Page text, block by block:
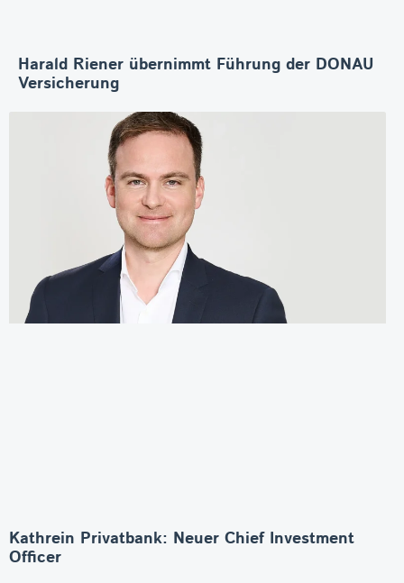
Harald Riener übernimmt Führung der DONAU
Versicherung
Kathrein Privatbank: Neuer Chief Investment
Officer